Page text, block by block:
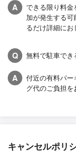
A
できる限り料
加が発生する
るだけ詳細にお
Q 無料で駐車でき
A
付近の有料パ
グ代のご負担を
キャンセルポリ